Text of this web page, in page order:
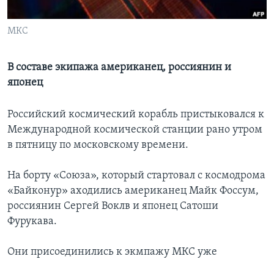
Learning English
Языки
МКС
В составе экипажа американец, россиянин и
японец
Российский космический корабль пристыковался к
Международной космической станции рано утром
в пятницу по московскому времени.
На борту «Союза», который стартовал с космодрома
«Байконур» аходились американец Майк Фоссум,
россиянин Сергей Воклв и японец Сатоши
Фурукава.
Они присоединились к экмпажу МКС уже